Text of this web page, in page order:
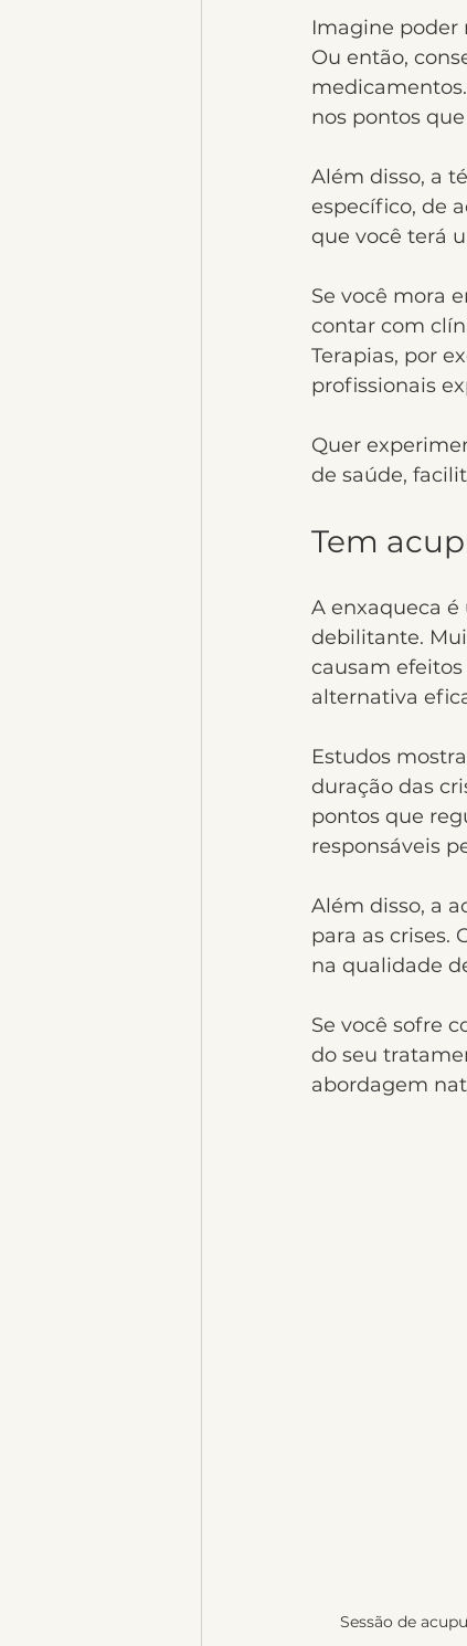
Imagine poder
Ou então,
nos pontos
Além disso, a
específico, de
que você terá
Se você mora
contar com
Terapias, por
profissionais
Quer
de saúde,
Tem
A enxaqueca
debilitante.
causam
alternativa
Estudos
duração das
pontos que
responsáveis
Além disso, a
para as crises.
na qualidade
Se você sofre
do seu
abordagem
Sessão de